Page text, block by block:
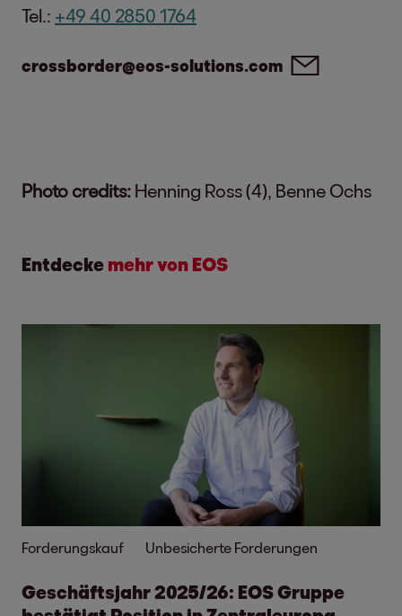
Tel.: +49 40 2850 1764
crossborder@eos-solutions.com
Photo credits: Henning Ross (4), Benne Ochs
Entdecke mehr von EOS
Forderungskauf Unbesicherte Forderungen
Geschäftsjahr 2025/26: EOS Gruppe